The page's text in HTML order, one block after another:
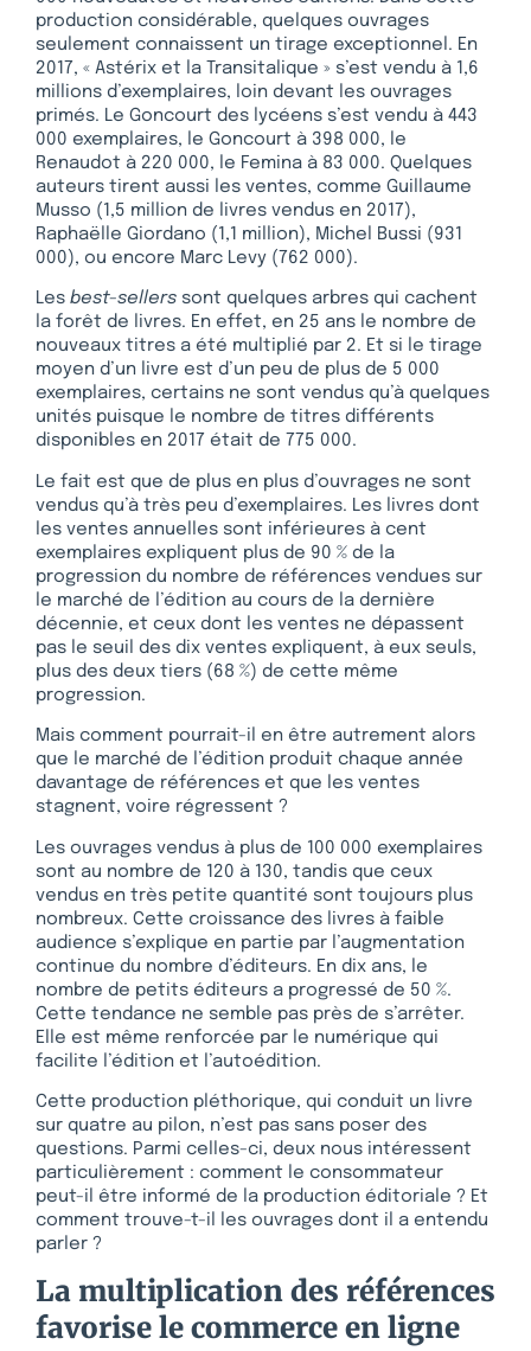
production considérable, quelques ouvrages
seulement connaissent un tirage exceptionnel. En
2017, « Astérix et la Transitalique » s’est vendu à 1,6
millions d’exemplaires, loin devant les ouvrages
primés. Le Goncourt des lycéens s’est vendu à 443
000 exemplaires, le Goncourt à 398 000, le
Renaudot à 220 000, le Femina à 83 000. Quelques
auteurs tirent aussi les ventes, comme Guillaume
Musso (1,5 million de livres vendus en 2017),
Raphaëlle Giordano (1,1 million), Michel Bussi (931
000), ou encore Marc Levy (762 000).
Les best-sellers sont quelques arbres qui cachent
la forêt de livres. En effet, en 25 ans le nombre de
nouveaux titres a été multiplié par 2. Et si le tirage
moyen d’un livre est d’un peu de plus de 5 000
exemplaires, certains ne sont vendus qu’à quelques
unités puisque le nombre de titres différents
disponibles en 2017 était de 775 000.
Le fait est que de plus en plus d’ouvrages ne sont
vendus qu’à très peu d’exemplaires. Les livres dont
les ventes annuelles sont inférieures à cent
exemplaires expliquent plus de 90 % de la
progression du nombre de références vendues sur
le marché de l’édition au cours de la dernière
décennie, et ceux dont les ventes ne dépassent
pas le seuil des dix ventes expliquent, à eux seuls,
plus des deux tiers (68 %) de cette même
progression.
Mais comment pourrait-il en être autrement alors
que le marché de l’édition produit chaque année
davantage de références et que les ventes
stagnent, voire régressent ?
Les ouvrages vendus à plus de 100 000 exemplaires
sont au nombre de 120 à 130, tandis que ceux
vendus en très petite quantité sont toujours plus
nombreux. Cette croissance des livres à faible
audience s’explique en partie par l’augmentation
continue du nombre d’éditeurs. En dix ans, le
nombre de petits éditeurs a progressé de 50 %.
Cette tendance ne semble pas près de s’arrêter.
Elle est même renforcée par le numérique qui
facilite l’édition et l’autoédition.
Cette production pléthorique, qui conduit un livre
sur quatre au pilon, n’est pas sans poser des
questions. Parmi celles-ci, deux nous intéressent
particulièrement : comment le consommateur
peut-il être informé de la production éditoriale ? Et
comment trouve-t-il les ouvrages dont il a entendu
parler ?
La multiplication des références
favorise le commerce en ligne